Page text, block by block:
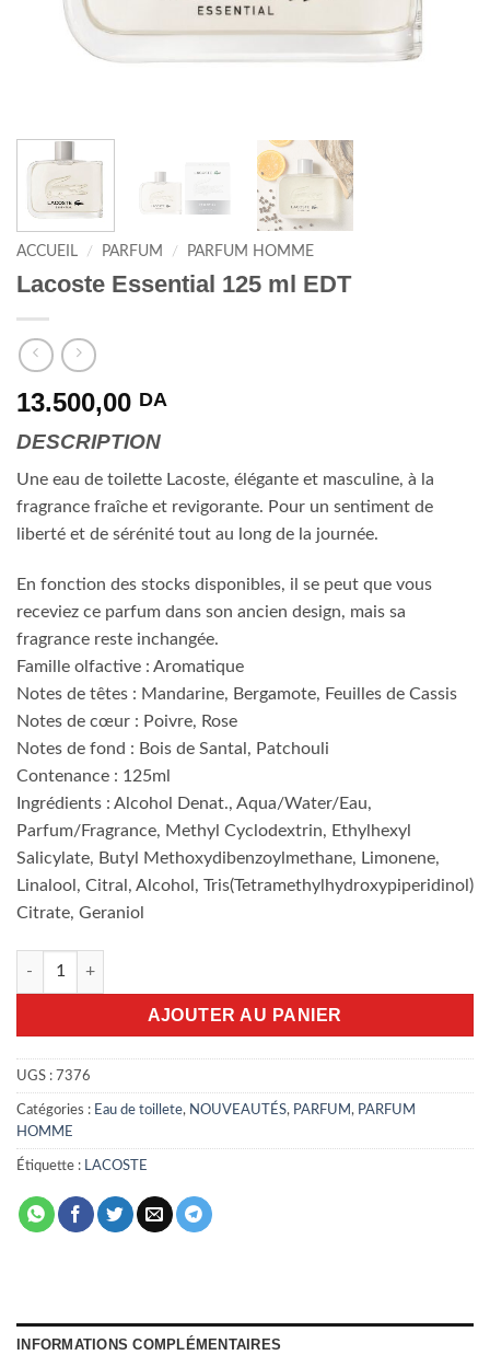
ACCUEIL / PARFUM / PARFUM HOMME
Lacoste Essential 125 ml EDT
13.500,00 DA
DESCRIPTION
Une eau de toilette Lacoste, élégante et masculine, à la
fragrance fraîche et revigorante. Pour un sentiment de
liberté et de sérénité tout au long de la journée.
En fonction des stocks disponibles, il se peut que vous
receviez ce parfum dans son ancien design, mais sa
fragrance reste inchangée.
Famille olfactive : Aromatique
Notes de têtes : Mandarine, Bergamote, Feuilles de Cassis
Notes de cœur : Poivre, Rose
Notes de fond : Bois de Santal, Patchouli
Contenance : 125ml
Ingrédients : Alcohol Denat., Aqua/Water/Eau,
Parfum/Fragrance, Methyl Cyclodextrin, Ethylhexyl
Salicylate, Butyl Methoxydibenzoylmethane, Limonene,
Linalool, Citral, Alcohol, Tris(Tetramethylhydroxypiperidinol)
Citrate, Geraniol
quantité de Lacoste Essential 125 ml EDT
AJOUTER AU PANIER
UGS : 7376
Catégories : Eau de toillete, NOUVEAUTÉS, PARFUM, PARFUM
HOMME
Étiquette : LACOSTE
INFORMATIONS COMPLÉMENTAIRES